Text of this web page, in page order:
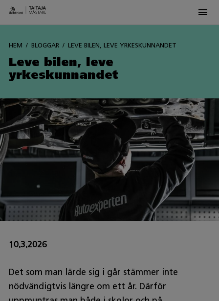
HEM BLOGGAR LEVE BILEN, LEVE YRKESKUNNANDET
Leve bilen, leve
yrkeskunnandet
10.3.2026
Det som man lärde sig i går stämmer inte
nödvändigtvis längre om ett år. Därför